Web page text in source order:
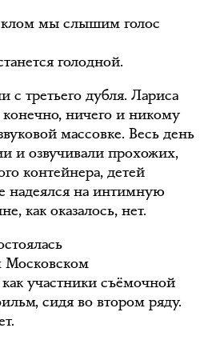
мы слышим голос
голодной.
третьего дубля. Лариса
ничего и никому
массовке. Весь день
и озвучивали прохожих,
контейнера, детей
надеялся на интимную
как оказалось, нет.
участники съёмочной
сидя во втором ряду.